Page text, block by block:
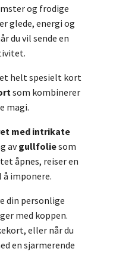
og frodige
glede, energi og
du vil sende en
et helt spesielt kort
som kombinerer
magi.
med intrikate
av gullfoliesom
åpnes, reiser en
imponere.
din personlige
med koppen.
eller når du
en sjarmerende